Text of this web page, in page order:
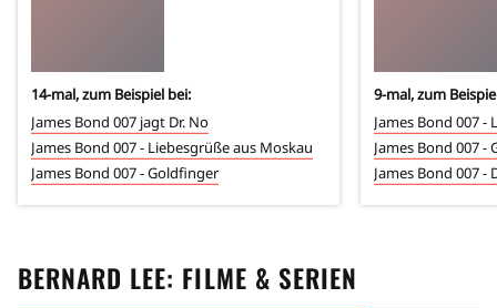
14-mal, zum Beispiel bei:
James Bond 007 jagt Dr. No
James Bond 007 - Liebesgrüße aus Moskau
James Bond 007 - Goldfinger
9-mal, zum
James Bond 007
James Bond 007 -
James Bond 007
BERNARD LEE: FILME & SERIEN